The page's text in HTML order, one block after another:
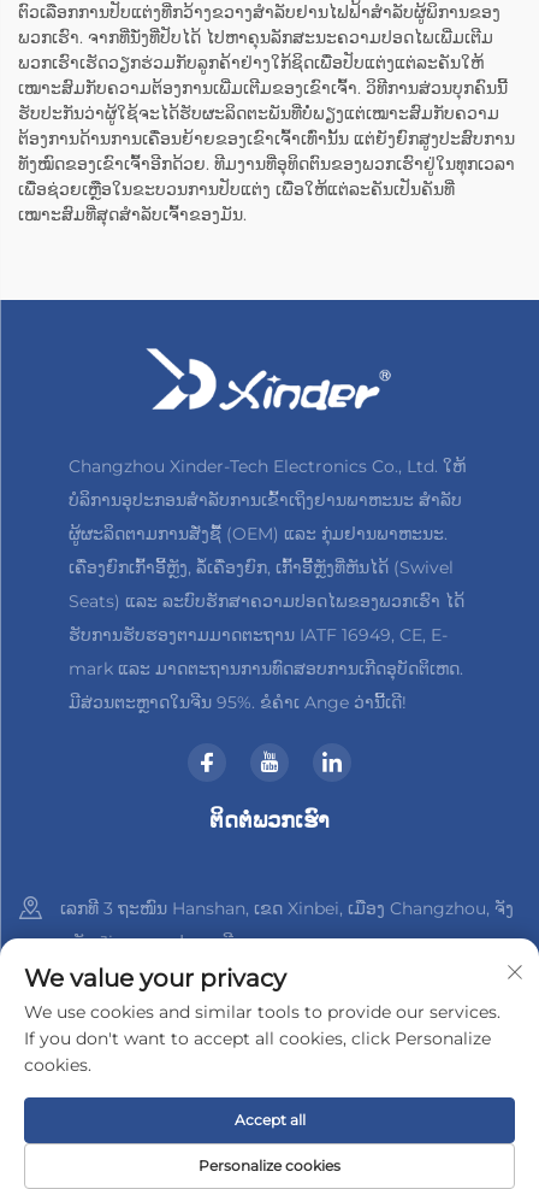
ຕົວເລືອກການປັບແຕ່ງທີ່ກວ້າງຂວາງສຳລັບຢານໄຟຟ້າສຳລັບຜູ້ພິການຂອງ
ພວກເຮົາ. ຈາກທີ່ນັ່ງທີ່ປັບໄດ້ ໄປຫາຄຸນລັກສະນະຄວາມປອດໄພເພີ່ມເຕີມ
ພວກເຮົາເຮັດວຽກຮ່ວມກັບລູກຄ້າຢ່າງໃກ້ຊິດເພື່ອປັບແຕ່ງແຕ່ລະຄັນໃຫ້
ເໝາະສົມກັບຄວາມຕ້ອງການເພີ່ມເຕີມຂອງເຂົາເຈົ້າ. ວິທີການສ່ວນບຸກຄົນນີ້
ຮັບປະກັນວ່າຜູ້ໃຊ້ຈະໄດ້ຮັບຜະລິດຕະພັນທີ່ບໍ່ພຽງແຕ່ເໝາະສົມກັບຄວາມ
ຕ້ອງການດ້ານການເຄື່ອນຍ້າຍຂອງເຂົາເຈົ້າເທົ່ານັ້ນ ແຕ່ຍັງຍົກສູງປະສົບການ
ທັງໝົດຂອງເຂົາເຈົ້າອີກດ້ວຍ. ທີມງານທີ່ອຸທິດຕົນຂອງພວກເຮົາຢູ່ໃນທຸກເວລາ
ເພື່ອຊ່ວຍເຫຼືອໃນຂະບວນການປັບແຕ່ງ ເພື່ອໃຫ້ແຕ່ລະຄັນເປັນຄັນທີ່
ເໝາະສົມທີ່ສຸດສຳລັບເຈົ້າຂອງມັນ.
Changzhou Xinder-Tech Electronics Co., Ltd. ໃຫ້
ບໍລິການອຸປະກອນສຳລັບການເຂົ້າເຖິງຢານພາຫະນະ ສຳລັບ
ຜູ້ຜະລິດຕາມການສັ່ງຊື້ (OEM) ແລະ ກຸ່ມຢານພາຫະນະ.
ເຄື່ອງຍົກເກົ້າອີ້ຫຼັງ, ລໍ້ເຄື່ອງຍົກ, ເກົ້າອີ້ຫຼັງທີ່ຫັນໄດ້ (Swivel
Seats) ແລະ ລະບົບຮັກສາຄວາມປອດໄພຂອງພວກເຮົາ ໄດ້
ຮັບການຮັບຮອງຕາມມາດຕະຖານ IATF 16949, CE, E-
mark ແລະ ມາດຕະຖານການທົດສອບການເກີດອຸບັດຕິເຫດ.
ມີສ່ວນຕະຫຼາດໃນຈີນ 95%. ຂໍຄຳເ Ange ວ່ານີ້ເດີ!
ຕິດຕໍ່ພວກເຮົາ
ເລກທີ 3 ຖະໜົນ Hanshan, ເຂດ Xinbei, ເມືອງ Changzhou, ຈັງ
ຫວັດ Jiangsu, ປະເທດຈີນ
+86-18961288218
[email protected]
ລິขະສິດ © 2025 າງຊູ Xinder-Tech Electronics Co., Ltd.
ຄວາມເປັນສ່ວນຕົວ
We value your privacy
We use cookies and similar tools to provide our services.
If you don't want to accept all cookies, click Personalize
cookies.
Personalize cookies
Accept all